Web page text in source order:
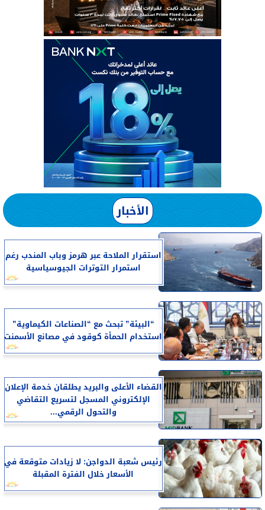
الأخبار
استقرار الملاحة عبر هرمز وباب المندب رغم
استمرار التوترات الجيوسياسية
“البيئة” تبحث مع “الصناعات الكيماوية”
استخدام الحمأة كوقود في مصانع الأسمنت
القضاء الأعلى والبريد يطلقان خدمة الإعلان
الإلكتروني المسجل لتسريع التقاضي
والتحول الرقمي...
رئيس شعبة الدواجن: لا زيادات متوقعة في
الأسعار خلال الفترة المقبلة